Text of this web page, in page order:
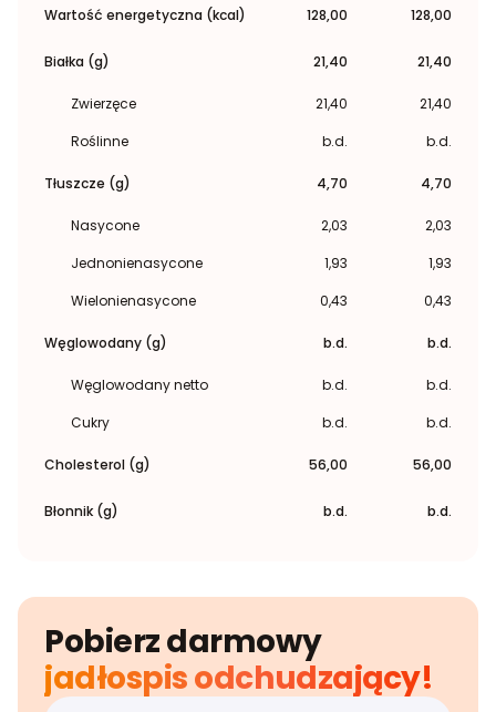
Wartość energetyczna (kcal) 128,00 128,00
Białka (g) 21,40 21,40
Zwierzęce 21,40
21,40
Roślinne
b.d. b.d.
Tłuszcze (g) 4,70 4,70
Nasycone 2,03
2,03
Jednonienasycone
1,93
1,93
Wielonienasycone
0,43 0,43
Węglowodany (g) b.d. b.d.
Węglowodany netto b.d.
b.d.
Cukry
b.d. b.d.
Cholesterol (g) 56,00 56,00
Błonnik (g) b.d. b.d.
Pobierz darmowy
jadłospis odchudzający!